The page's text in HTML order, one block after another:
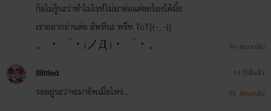
ก้อไม่รู้นะว่าทำไมไรท์ไม่มาต่อแต่ขอร้องได้มั้ย
เราอยากอ่านต่อ อัพทีนะ พรีท ToT{(-_-)}
。・゜・(ノД`)・゜・。
ตอบกลับ
lllittled
รออยู่นะว่าจะมาอัพเมื่อไหร่...
11 ปีที่แล้ว
ตอบกลับ